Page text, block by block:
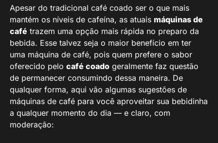
Apesar do tradicional café coado ser o que mais
mantém os níveis de cafeína, as atuais máquinas de
café trazem uma opção mais rápida no preparo da
bebida. Esse talvez seja o maior benefício em ter
uma máquina de café, pois quem prefere o sabor
oferecido pelo café coado geralmente faz questão
de permanecer consumindo dessa maneira. De
qualquer forma, aqui vão algumas sugestões de
máquinas de café para você aproveitar sua bebidinha
a qualquer momento do dia — e claro, com
moderação: